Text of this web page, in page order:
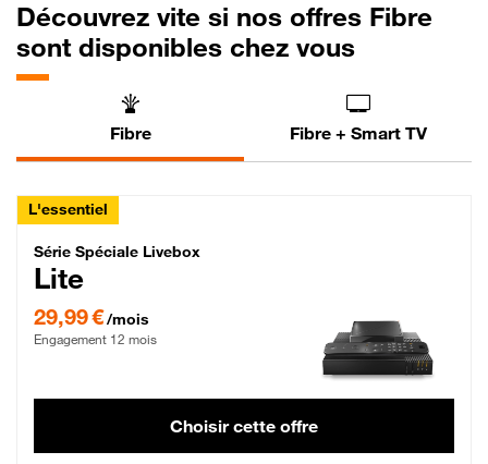
Découvrez vite si nos offres Fibre
sont disponibles chez vous
Fibre Fibre + Smart TV
L'essentiel
Série Spéciale Livebox Lite Fibre
Série Spéciale Livebox
Lite
29,99 €/mois
Engagement 12 mois
Choisir cette offre